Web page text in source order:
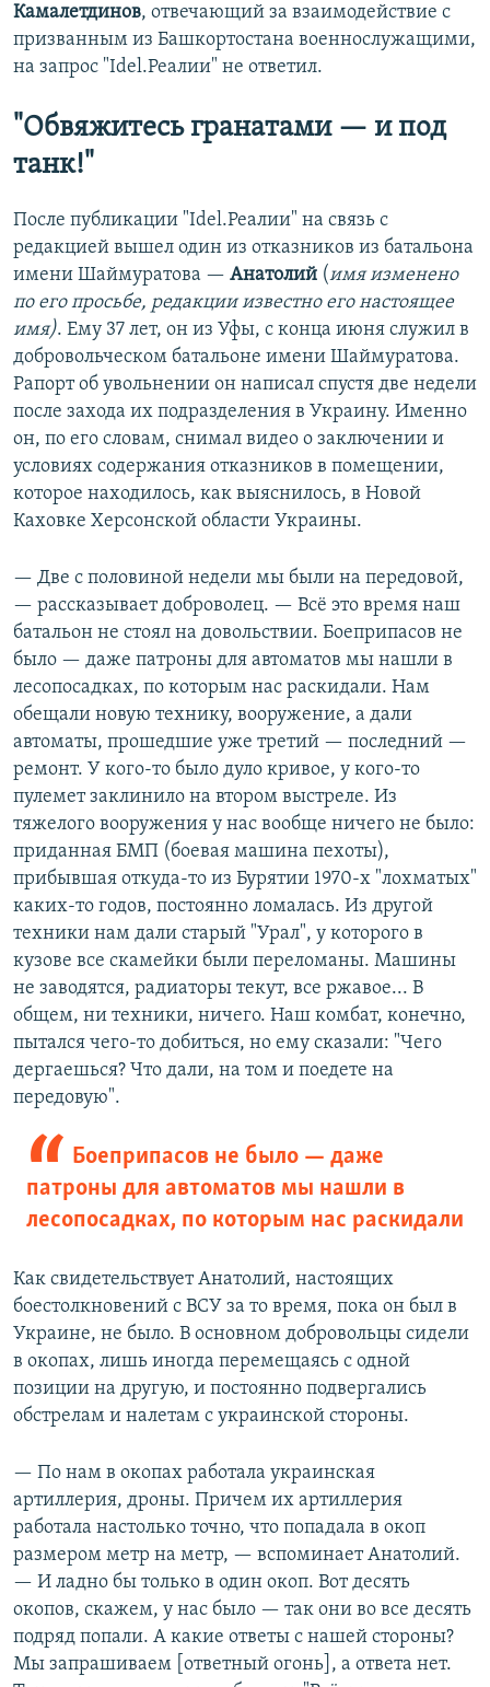
Камалетдинов, отвечающий за взаимодействие с
призванным из Башкортостана военнослужащими,
на запрос "Idel.Реалии" не ответил.
"Обвяжитесь гранатами — и под
танк!"
После публикации "Idel.Реалии" на связь с
редакцией вышел один из отказников из батальона
имени Шаймуратова — Анатолий (имя изменено
по его просьбе, редакции известно его настоящее
имя). Ему 37 лет, он из Уфы, с конца июня служил в
добровольческом батальоне имени Шаймуратова.
Рапорт об увольнении он написал спустя две недели
после захода их подразделения в Украину. Именно
он, по его словам, снимал видео о заключении и
условиях содержания отказников в помещении,
которое находилось, как выяснилось, в Новой
Каховке Херсонской области Украины.
— Две с половиной недели мы были на передовой,
— рассказывает доброволец. — Всё это время наш
батальон не стоял на довольствии. Боеприпасов не
было — даже патроны для автоматов мы нашли в
лесопосадках, по которым нас раскидали. Нам
обещали новую технику, вооружение, а дали
автоматы, прошедшие уже третий — последний —
ремонт. У кого-то было дуло кривое, у кого-то
пулемет заклинило на втором выстреле. Из
тяжелого вооружения у нас вообще ничего не было:
приданная БМП (боевая машина пехоты),
прибывшая откуда-то из Бурятии 1970-х "лохматых"
каких-то годов, постоянно ломалась. Из другой
техники нам дали старый "Урал", у которого в
кузове все скамейки были переломаны. Машины
не заводятся, радиаторы текут, все ржавое... В
общем, ни техники, ничего. Наш комбат, конечно,
пытался чего-то добиться, но ему сказали: "Чего
дергаешься? Что дали, на том и поедете на
передовую".
Боеприпасов не было — даже
патроны для автоматов мы нашли в
лесопосадках, по которым нас раскидали
Как свидетельствует Анатолий, настоящих
боестолкновений с ВСУ за то время, пока он был в
Украине, не было. В основном добровольцы сидели
в окопах, лишь иногда перемещаясь с одной
позиции на другую, и постоянно подвергались
обстрелам и налетам с украинской стороны.
— По нам в окопах работала украинская
артиллерия, дроны. Причем их артиллерия
работала настолько точно, что попадала в окоп
размером метр на метр, — вспоминает Анатолий.
— И ладно бы только в один окоп. Вот десять
окопов, скажем, у нас было — так они во все десять
подряд попали. А какие ответы с нашей стороны?
Мы запрашиваем [ответный огонь], а ответа нет.